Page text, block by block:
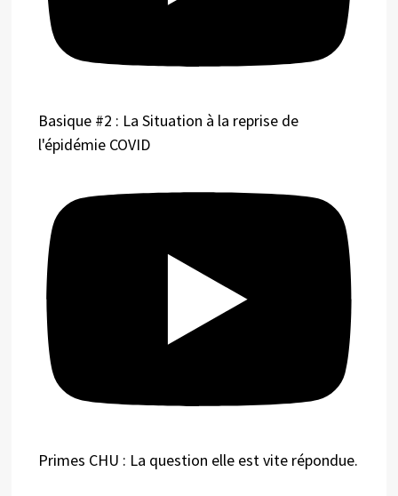
Basique #2 : La Situation à la reprise de
l'épidémie COVID
Primes CHU : La question elle est vite répondue.